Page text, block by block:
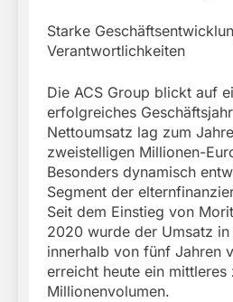
Starke
Verantwortlichkeiten
Die ACS Group blickt auf
erfolgreiches
Nettoumsatz lag zum
zweistelligen Millionen-
Besonders dynamisch
Segment der
Seit dem Einstieg von
2020 wurde der Umsatz in
innerhalb von fünf Jahren
erreicht heute ein mittleres
Millionenvolumen.